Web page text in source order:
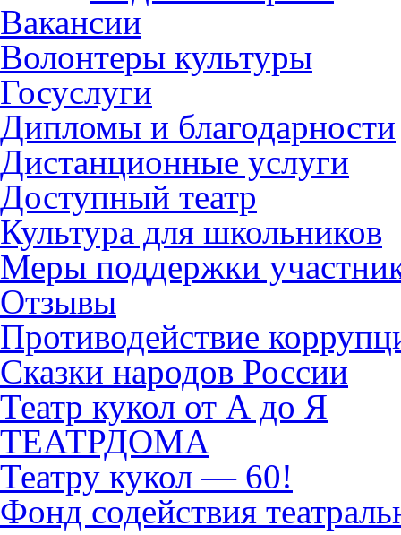
Вакансии
Волонтеры культуры
Госуслуги
Дипломы и благодарности
Дистанционные услуги
Доступный театр
Культура для школьников
Меры поддержки
Отзывы
Противодействие
Сказки народов России
Театр кукол от А до Я
ТЕАТРДОМА
Театру кукол — 60!
Фонд содействия